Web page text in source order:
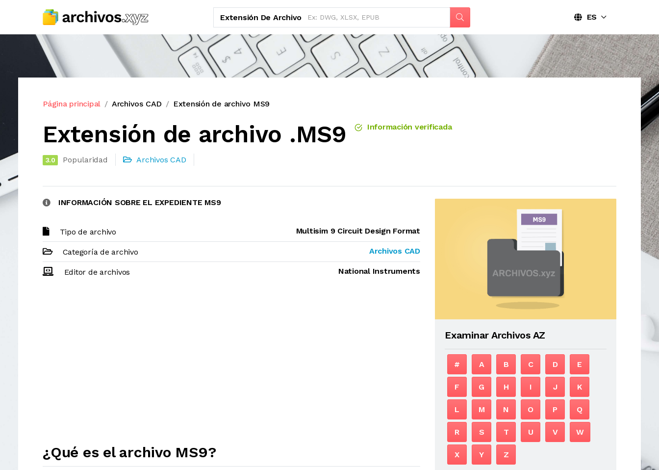
Extensión De Archivo ES
Página principal Archivos CAD Extensión de archivo MS9
Extensión de archivo .MS9 Información verificada
3.0 Popularidad Archivos CAD
INFORMACIÓN SOBRE EL EXPEDIENTE MS9
Tipo de archivo Multisim 9 Circuit Design Format
Categoría de archivo Archivos CAD
Editor de archivos National Instruments
¿Qué es el archivo MS9?
Examinar Archivos AZ
# A B C D E
F G H I J K
L M N O P Q
R S T U V W
X Y Z